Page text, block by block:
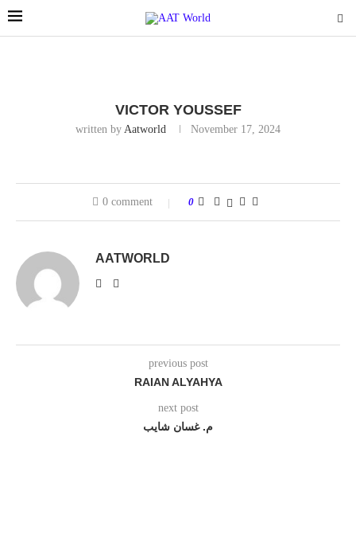
VICTOR YOUSSEF
written by Aatworld November 17, 2024
0 comment 0
AATWORLD
previous post
RAIAN ALYAHYA
next post
م. غسان شايب